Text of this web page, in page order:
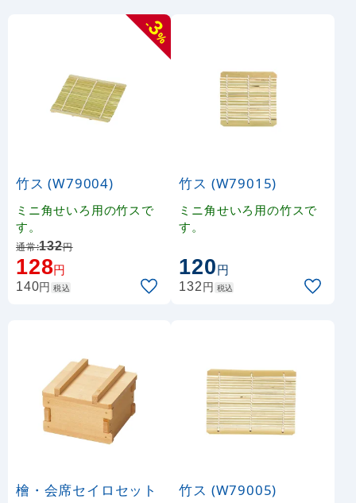
-
3
%
竹ス (W79004)
ミニ角せいろ用の竹スで
す。
通常:132円
128円
140円 税込
竹ス (W79015)
ミニ角せいろ用の竹スで
す。
120円
132円 税込
檜・会席セイロセット
竹ス (W79005)